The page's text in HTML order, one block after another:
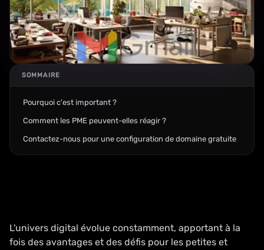
SOMMAIRE
Pourquoi c'est important ?
Comment les PME peuvent-elles réagir ?
Contactez-nous pour une configuration de domaine gratuite
L'univers digital évolue constamment, apportant à la
fois des avantages et des défis pour les petites et